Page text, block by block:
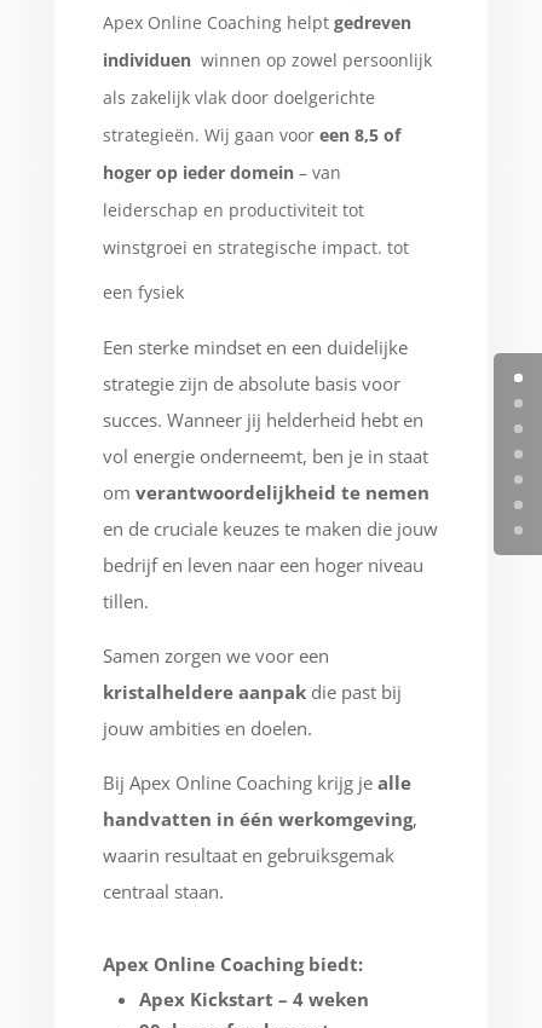
Apex Online Coaching helpt gedreven
individuen winnen op zowel persoonlijk
als zakelijk vlak door doelgerichte
strategieën. Wij gaan voor een 8,5 of
hoger op ieder domein– van
leiderschap en productiviteit tot
winstgroei en strategische impact. tot
een fysiek
Een sterke mindset en een duidelijke
strategie zijn de absolute basis voor
succes. Wanneer jij helderheid hebt en
vol energie onderneemt, ben je in staat
om verantwoordelijkheid te nemen
en de cruciale keuzes te maken die jouw
bedrijf en leven naar een hoger niveau
tillen.
Samen zorgen we voor een
kristalheldere aanpakdie past bij
jouw ambities en doelen.
Bij Apex Online Coaching krijg je alle
handvatten in één werkomgeving,
waarin resultaat en gebruiksgemak
centraal staan.
Apex Online Coaching biedt:
Apex Kickstart – 4 weken